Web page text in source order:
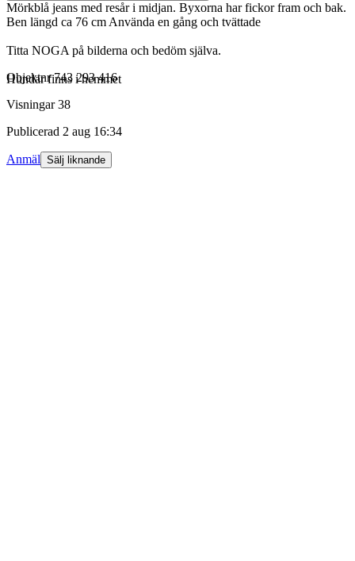
Mörkblå jeans med resår i midjan. Byxorna har fickor fram och bak.
Ben längd ca 76 cm Använda en gång och tvättade
Titta NOGA på bilderna och bedöm själva.
Hundar finns i hemmet
Objektnr 743 293 416
Visningar 38
Publicerad 2 aug 16:34
Anmäl Sälj liknande